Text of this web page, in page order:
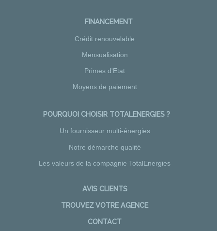
FINANCEMENT
Crédit renouvelable
Mensualisation
Primes d'Etat
Moyens de paiement
POURQUOI CHOISIR TOTALENERGIES ?
Un fournisseur multi-énergies
Notre démarche qualité
Les valeurs de la compagnie TotalEnergies
AVIS CLIENTS
TROUVEZ VOTRE AGENCE
CONTACT